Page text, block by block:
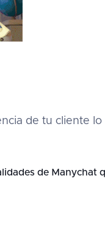
de tu cliente lo
de Manychat